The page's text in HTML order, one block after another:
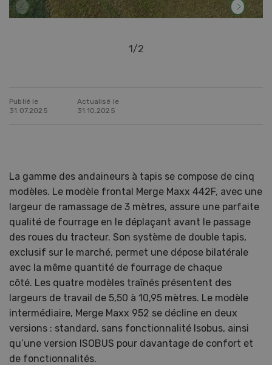
1/2
Publié le
31.07.2025
Actualisé le
31.10.2025
La gamme des andaineurs à tapis se compose de cinq
modèles. Le modèle frontal Merge Maxx 442F, avec une
largeur de ramassage de 3 mètres, assure une parfaite
qualité de fourrage en le déplaçant avant le passage
des roues du tracteur. Son système de double tapis,
exclusif sur le marché, permet une dépose bilatérale
avec la même quantité de fourrage de chaque
côté. Les quatre modèles traînés présentent des
largeurs de travail de 5,50 à 10,95 mètres. Le modèle
intermédiaire, Merge Maxx 952 se décline en deux
versions : standard, sans fonctionnalité Isobus, ainsi
qu’une version ISOBUS pour davantage de confort et
de fonctionnalités.